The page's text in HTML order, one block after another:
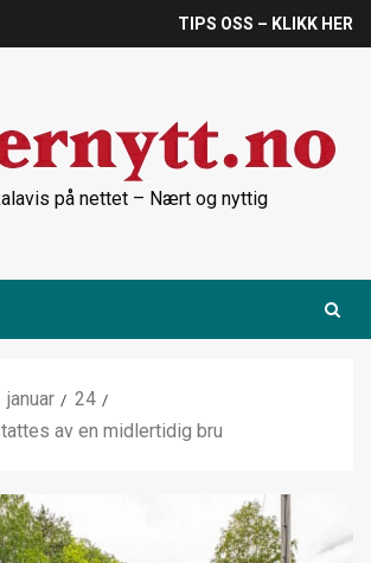
TIPS OSS – KLIKK HER
på nettet – Nært og nyttig
januar
24
av en midlertidig bru